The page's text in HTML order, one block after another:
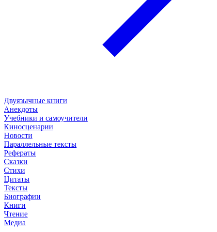
Двуязычные книги
Анекдоты
Учебники и самоучители
Киносценарии
Новости
Параллельные тексты
Рефераты
Сказки
Стихи
Цитаты
Тексты
Биографии
Книги
Чтение
Медиа